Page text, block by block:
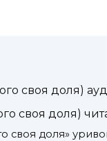
своя доля)
своя доля)
своя доля»